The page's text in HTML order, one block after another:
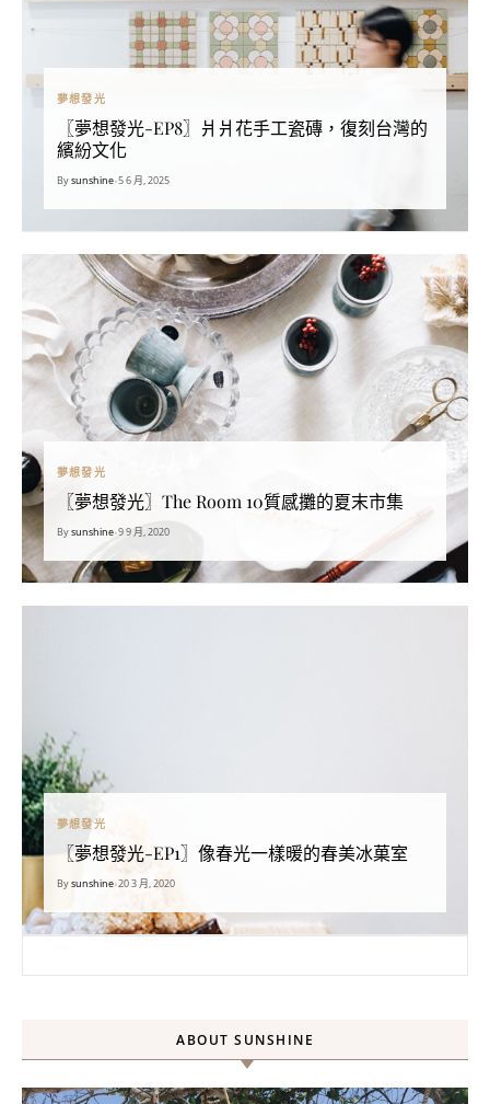
夢想發光
〖夢想發光-EP8〗爿爿花手工瓷磚，復刻台灣的
繽紛文化
Bysunshine•5 6 月, 2025
夢想發光
〖夢想發光〗The Room 10質感攤的夏末市集
Bysunshine•9 9 月, 2020
夢想發光
〖夢想發光-EP1〗像春光一樣暖的春美冰菓室
Bysunshine•20 3 月, 2020
ABOUT SUNSHINE